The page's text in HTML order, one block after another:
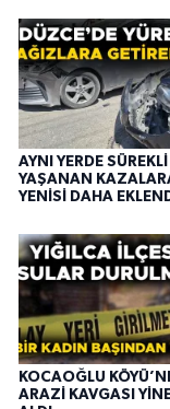
AYNI YERDE SÜREKLİ
YAŞANAN
YENİSİ DAHA
KOCAOĞLU
ARAZİ KAVGASI